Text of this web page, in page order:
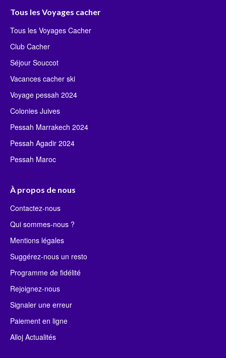
Tous les Voyages cacher
Tous les Voyages Cacher
Club Cacher
Séjour Souccot
Vacances cacher ski
Voyage pessah 2024
Colonies Juives
Pessah Marrakech 2024
Pessah Agadir 2024
Pessah Maroc
À propos de nous
Contactez-nous
Qui sommes-nous ?
Mentions légales
Suggérez-nous un resto
Programme de fidélité
Rejoignez-nous
Signaler une erreur
Paiement en ligne
Alloj Actualités